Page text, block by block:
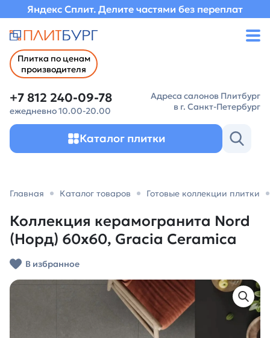
Яндекс Сплит. Делите частями без переплат
Плитка по ценам
производителя
+7 812 240-09-78
ежедневно 10.00-20.00
Адреса салонов Плитбург
в г. Санкт-Петербург
Каталог плитки
Главная Каталог товаров Готовые коллекции плитки
Коллекция керамогранита Nord
(Норд) 60х60, Gracia Ceramica
В избранное